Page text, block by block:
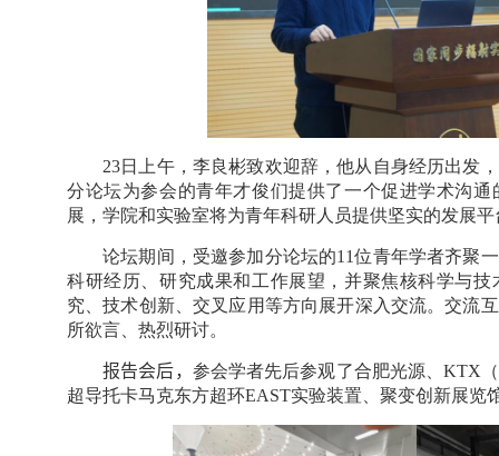
23日上午，李良彬致欢迎辞 ，他从自身经历出发
分论坛为参会的青年才俊们提供了一个促进学术沟
展，学院和实验室将为青年科研人员提供坚实的发展
论坛期间，受邀参加分论坛的11位青年学者齐聚
科研经历、研究成果和工作展望，并聚焦核科学与
究、技术创新、交叉应用等方向展开深入交流。交流
所欲言、热烈研讨。
报告会后， 参会学者先后参观了合肥光源、KTX
超导托卡马克东方超环EAST实验装置、聚变创新展览